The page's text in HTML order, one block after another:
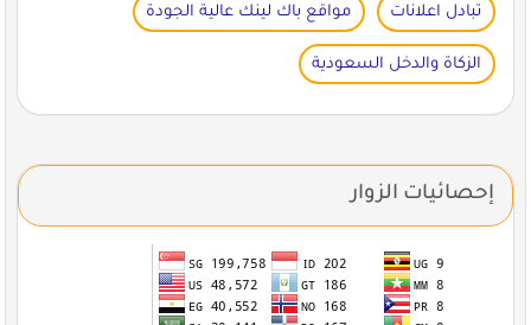
تبادل اعلانات مواقع باك لينك عالية الجودة
الزكاة والدخل السعودية
إحصائيات الزوار